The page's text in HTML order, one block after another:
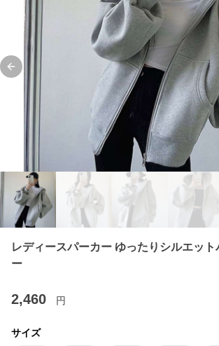
Previous slide
レディースパーカー ゆったりシルエット
ー
2,460 円
サイズ